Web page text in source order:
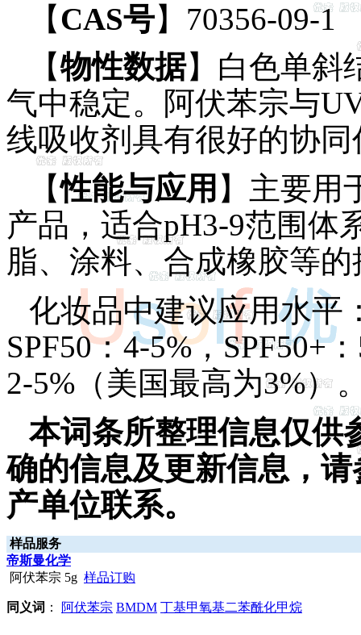
【 CAS号】70356-09-1
【物性数据】白色单斜
气中稳定。阿伏苯宗与
线吸收剂具有很好的协同
【性能与应用 】主要用
产品，适合pH3-9范围体
脂、涂料、合成橡胶等
化妆品中建议应用水平
SPF50：4-5%，SPF50+
2-5%（美国最高为3%）
本词条所整理信息仅供
确的信息及更新信息，
产单位联系。
样品服务
帝斯曼化学
阿伏苯宗 5g 样品订购
同义词 ： 阿伏苯宗 BMDM 丁基甲氧基二苯酰化甲烷